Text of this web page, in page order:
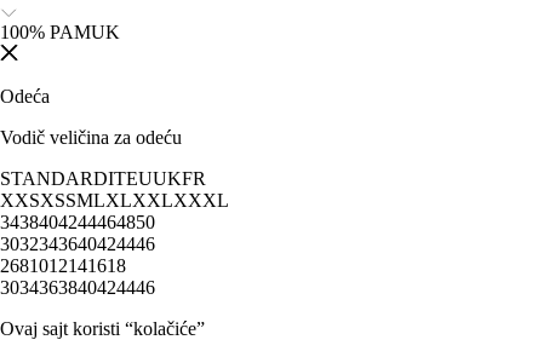
100% PAMUK
Odeća
Vodič veličina za odeću
STANDARDITEUUKFR
XXSXSSMLXLXXLXXXL
3438404244464850
3032343640424446
2681012141618
3034363840424446
Ovaj sajt koristi “kolačiće”